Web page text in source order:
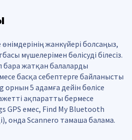
жанкүйері болсаңыз,
мүшелерімен бөлісуді білесіз.
бара жатқан балаларды
басқа себептерге байланысты
орнын 5 адамға дейін бөлісе
ақпаратты бермесе
GPS емес, Find My Bluetooth
онда Scannero тамаша балама.